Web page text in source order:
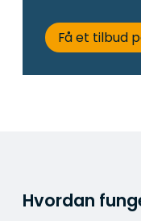
Få et tilbud
Hvordan